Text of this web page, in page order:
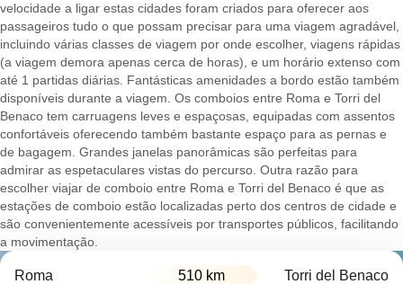
velocidade a ligar estas cidades foram criados para oferecer aos
passageiros tudo o que possam precisar para uma viagem agradável,
incluindo várias classes de viagem por onde escolher, viagens rápidas
(a viagem demora apenas cerca de horas), e um horário extenso com
até 1 partidas diárias. Fantásticas amenidades a bordo estão também
disponíveis durante a viagem. Os comboios entre Roma e Torri del
Benaco tem carruagens leves e espaçosas, equipadas com assentos
confortáveis oferecendo também bastante espaço para as pernas e
de bagagem. Grandes janelas panorâmicas são perfeitas para
admirar as espetaculares vistas do percurso. Outra razão para
escolher viajar de comboio entre Roma e Torri del Benaco é que as
estações de comboio estão localizadas perto dos centros de cidade e
são convenientemente acessíveis por transportes públicos, facilitando
a movimentação.
Roma 510 km Torri del Benaco